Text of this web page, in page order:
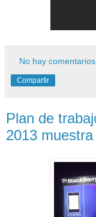
No hay
Compartir
Plan de
2013